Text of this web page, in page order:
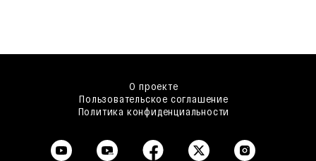
О проекте
Пользовательское соглашение
Политика конфиденциальности